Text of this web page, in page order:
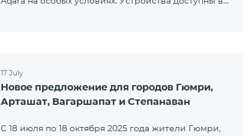
17 July
Новое предложение для городов Гюмри,
Арташат, Вагаршапат и Степанаван
С 18 июля по 18 октября 2025 года жители Гюмри,